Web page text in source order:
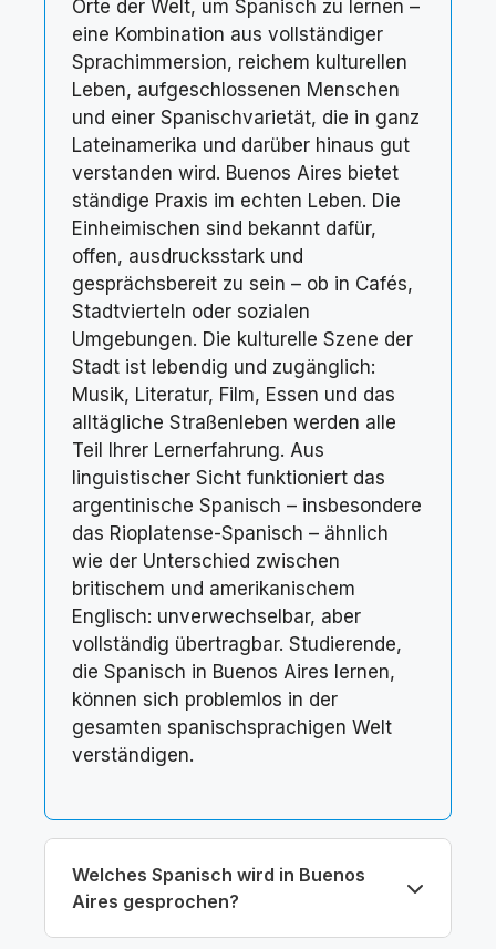
Orte der Welt, um Spanisch zu lernen –
eine Kombination aus vollständiger
Sprachimmersion, reichem kulturellen
Leben, aufgeschlossenen Menschen
und einer Spanischvarietät, die in ganz
Lateinamerika und darüber hinaus gut
verstanden wird. Buenos Aires bietet
ständige Praxis im echten Leben. Die
Einheimischen sind bekannt dafür,
offen, ausdrucksstark und
gesprächsbereit zu sein – ob in Cafés,
Stadtvierteln oder sozialen
Umgebungen. Die kulturelle Szene der
Stadt ist lebendig und zugänglich:
Musik, Literatur, Film, Essen und das
alltägliche Straßenleben werden alle
Teil Ihrer Lernerfahrung. Aus
linguistischer Sicht funktioniert das
argentinische Spanisch – insbesondere
das Rioplatense-Spanisch – ähnlich
wie der Unterschied zwischen
britischem und amerikanischem
Englisch: unverwechselbar, aber
vollständig übertragbar. Studierende,
die Spanisch in Buenos Aires lernen,
können sich problemlos in der
gesamten spanischsprachigen Welt
verständigen.
Welches Spanisch wird in Buenos
Aires gesprochen?